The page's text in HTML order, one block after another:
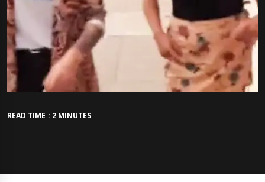
READ TIME : 2 MINUTES